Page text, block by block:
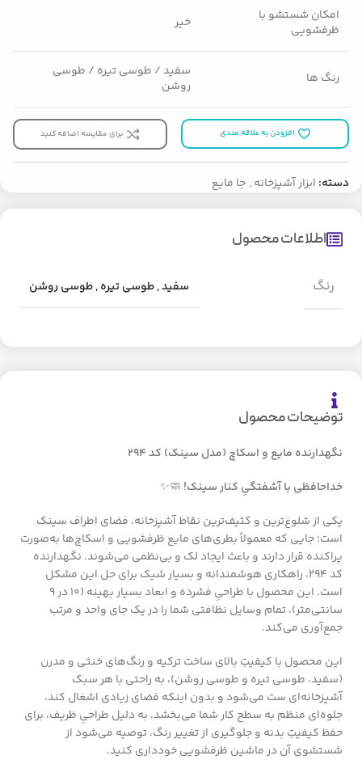
امکان شستشو با
ظرفشویی
خیر
رنگ ها
سفید / طوسی تیره / طوسی
روشن
افزودن به علاقه مندی برای مقایسه اضافه کنید
دسته: ابزار آشپزخانه, جا مایع
توضیحات محصول
نگهدارنده مایع و اسکاچ (مدل سینک) کد ۲۹۴
خداحافظی با آشفتگیِ کنار سینک! 🧼✨
یکی از شلوغ‌ترین و کثیف‌ترین نقاط آشپزخانه، فضای اطراف سینک
است؛ جایی که معمولاً بطری‌های مایع ظرفشویی و اسکاچ‌ها به‌صورت
پراکنده قرار دارند و باعث ایجاد لک و بی‌نظمی می‌شوند. نگهدارنده
کد ۲۹۴، راهکاری هوشمندانه و بسیار شیک برای حل این مشکل
است. این محصول با طراحیِ فشرده و ابعاد بسیار بهینه (۱۰ در ۹
سانتی‌متر)، تمام وسایل نظافتی شما را در یک جای واحد و مرتب
جمع‌آوری می‌کند.
این محصول با کیفیتِ بالای ساخت ترکیه و رنگ‌های خنثی و مدرن
(سفید، طوسی تیره و طوسی روشن)، به راحتی با هر سبک
آشپزخانه‌ای ست می‌شود و بدون اینکه فضای زیادی اشغال کند،
جلوه‌ای منظم به سطح کار شما می‌بخشد. به دلیل طراحیِ ظریف، برای
حفظ کیفیتِ بدنه و جلوگیری از تغییر رنگ، توصیه می‌شود از
شستشوی آن در ماشین ظرفشویی خودداری کنید.
اطلاعات محصول
رنگ سفید,طوسی تیره,طوسی روشن